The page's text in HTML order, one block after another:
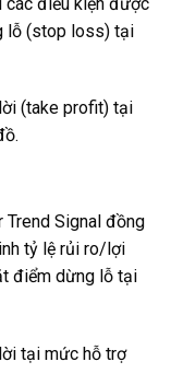
lỗ (stop loss) tại
(take profit) tại
Trend Signal đồng
tỷ lệ rủi ro/lợi
điểm dừng lỗ tại
tại mức hỗ trợ